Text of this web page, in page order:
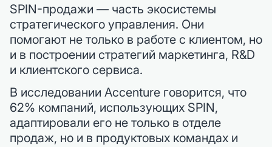
SPIN-продажи — часть экосистемы
стратегического управления. Они
помогают не только в работе с клиентом, но
и в построении стратегий маркетинга, R&D
и клиентского сервиса.
В исследовании Accenture говорится, что
62% компаний, использующих SPIN,
адаптировали его не только в отделе
продаж, но и в продуктовых командах и